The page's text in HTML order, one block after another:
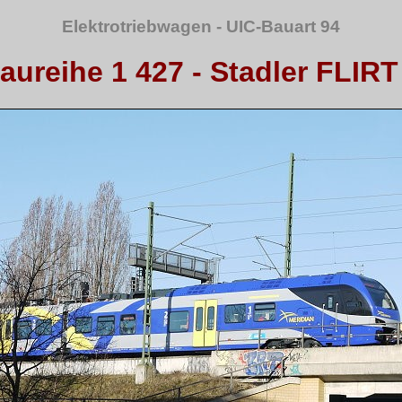
Elektrotriebwagen - UIC-Bauart 94
1 427 - Stadler